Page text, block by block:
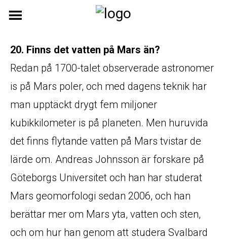
20. Finns det vatten på Mars än?
Redan på 1700-talet observerade astronomer
is på Mars poler, och med dagens teknik har
man upptäckt drygt fem miljoner
kubikkilometer is på planeten. Men huruvida
det finns flytande vatten på Mars tvistar de
lärde om. Andreas Johnsson är forskare på
Göteborgs Universitet och han har studerat
Mars geomorfologi sedan 2006, och han
berättar mer om Mars yta, vatten och sten,
och om hur han genom att studera Svalbard